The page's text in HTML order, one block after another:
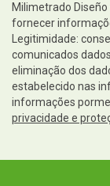
Milimetrado
fornecer
Legitimidade:
comunicados
eliminação dos
estabelecido nas
informações
privacidade e